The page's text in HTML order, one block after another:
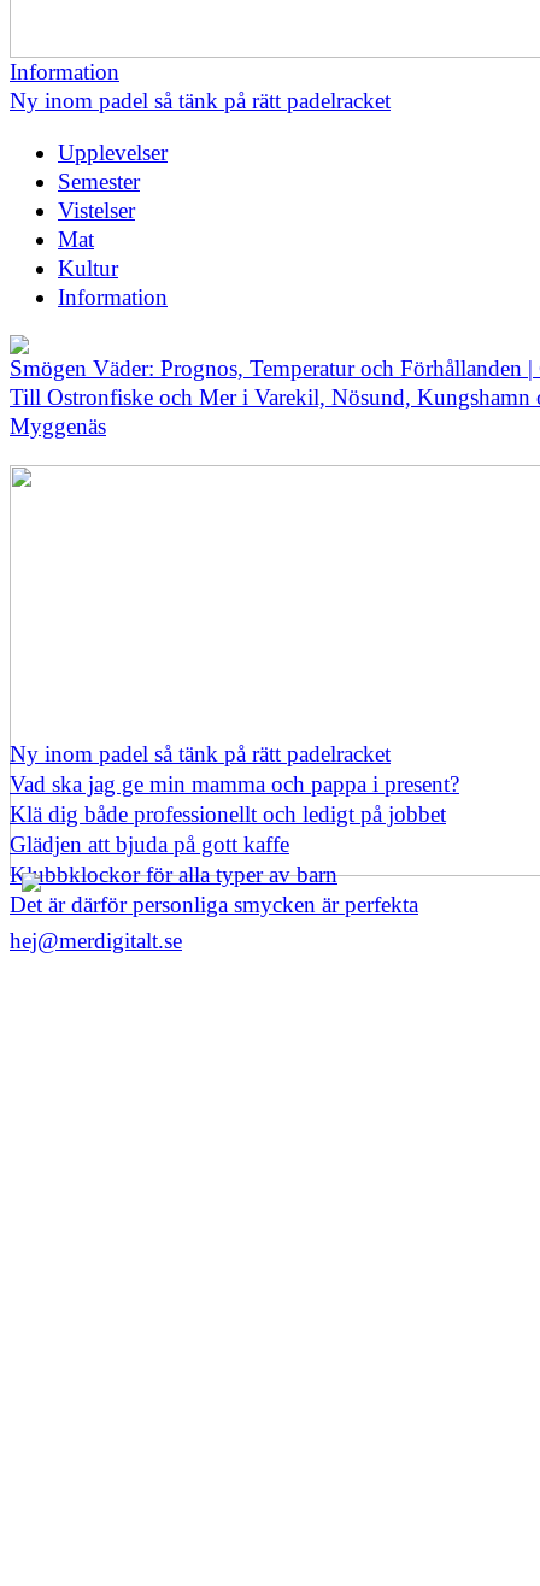
Information
Ny inom padel så tänk på rätt padelracket
Upplevelser
Semester
Vistelser
Mat
Kultur
Information
Smögen Väder: Prognos, Temperatur och Förhållanden |
Till Ostronfiske och Mer i Varekil, Nösund, Kungshamn
Myggenäs
Ny inom padel så tänk på rätt padelracket
Vad ska jag ge min mamma och pappa i present?
Klä dig både professionellt och ledigt på jobbet
Glädjen att bjuda på gott kaffe
Klubbklockor för alla typer av barn
Det är därför personliga smycken är perfekta
hej@merdigitalt.se